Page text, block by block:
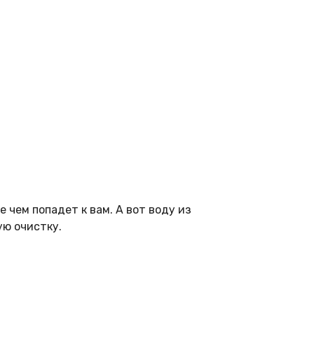
чем попадет к вам. А вот воду из
очистку.